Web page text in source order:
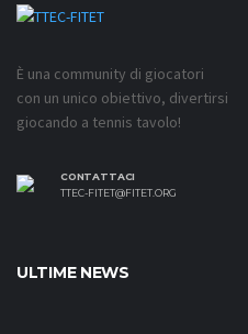
È una community di giocatori
con un unico obiettivo, divertirsi
giocando a tennis tavolo!
CONTATTACI
TTEC-FITET@FITET.ORG
ULTIME NEWS